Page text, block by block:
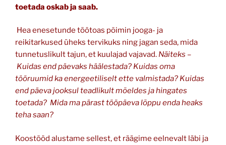
toetada oskab ja saab.
Hea enesetunde töötoas põimin jooga- ja
reikitarkused üheks tervikuks ning jagan seda, mida
tunnetuslikult tajun, et kuulajad vajavad. Näiteks –
Kuidas end päevaks häälestada? Kuidas oma
tööruumid ka energeetiliselt ette valmistada? Kuidas
end päeva jooksul teadlikult mõeldes ja hingates
toetada? Mida ma pärast tööpäeva lõppu enda heaks
teha saan?
Koostööd alustame sellest, et räägime eelnevalt läbi ja